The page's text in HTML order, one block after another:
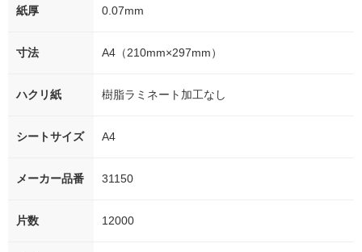
紙厚 0.07mm
寸法 A4（210mm×297mm）
ハクリ紙 樹脂ラミネート加工なし
シートサイズ A4
メーカー品番 31150
片数 12000